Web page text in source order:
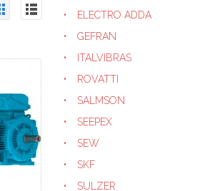
ELECTRO ADDA
GEFRAN
ITALVIBRAS
ROVATTI
SALMSON
SEEPEX
SEW
SKF
SULZER